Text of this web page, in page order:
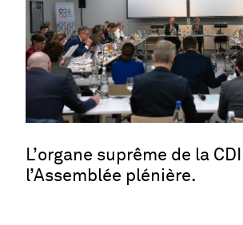
L’organe suprême de la
l’Assemblée plénière.